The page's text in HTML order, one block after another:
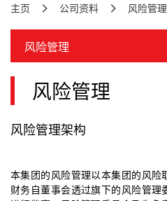
主页 公司资料 风险管理
风险管理
风险管理
风险管理架构
本集团的风险管理以本集团的风
财务自董事会透过旗下的风险管理